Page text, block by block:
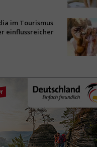
im Tourismus
einflussreicher